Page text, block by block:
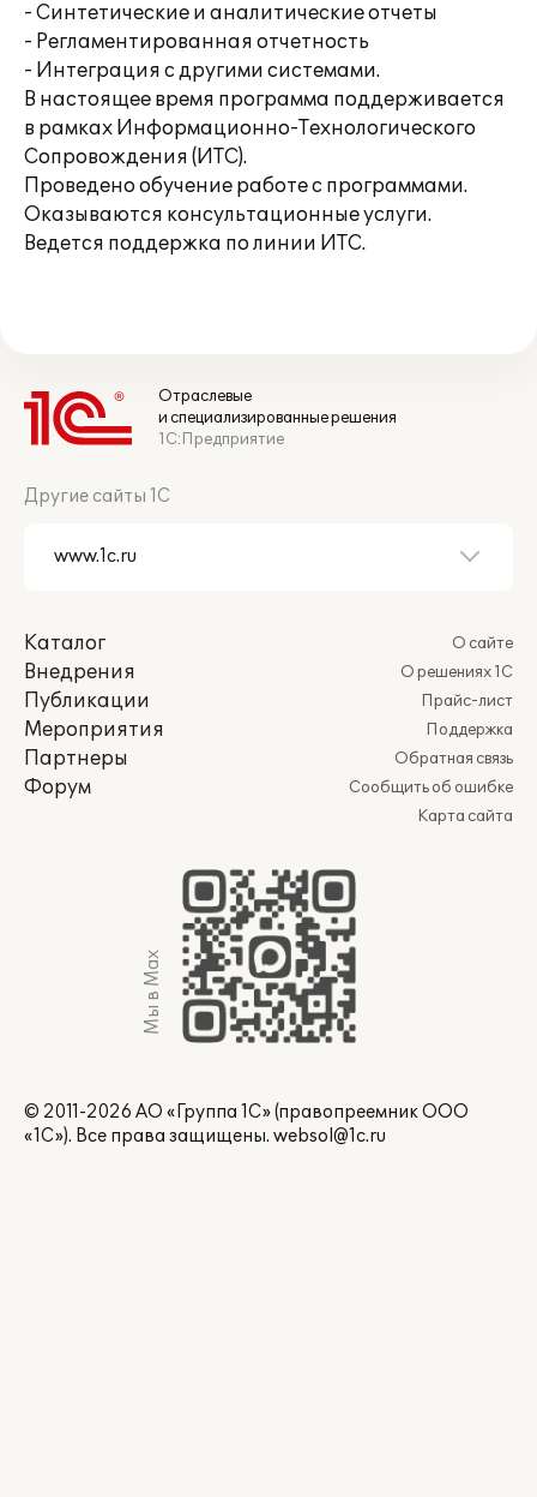
- Синтетические и аналитические отчеты
- Регламентированная отчетность
- Интеграция с другими системами.
В настоящее время программа поддерживается
в рамках Информационно-Технологического
Сопровождения (ИТС).
Проведено обучение работе с программами.
Оказываются консультационные услуги.
Ведется поддержка по линии ИТС.
Отраслевые
и специализированные решения
1С:Предприятие
Другие сайты 1С
Каталог
Внедрения
Публикации
Мероприятия
Партнеры
Форум
О сайте
О решениях 1С
Прайс-лист
Поддержка
Обратная связь
Сообщить об ошибке
Карта сайта
Мы в Max
© 2011-2026 АО «Группа 1С» (правопреемник ООО
«1С»). Все права защищены. websol@1c.ru